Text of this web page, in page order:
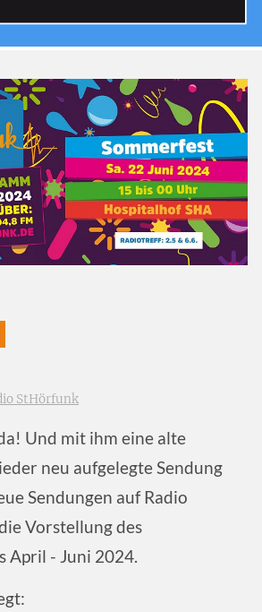
StHörfunk
Und mit ihm eine alte
neu aufgelegte Sendung
Sendungen auf Radio
Vorstellung des
April - Juni 2024.